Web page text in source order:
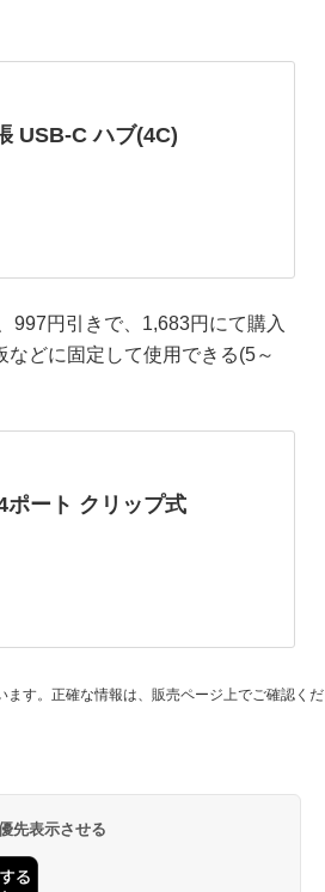
USB-C ハブ(4C)
円引きで、1,683円にて購入
どに固定して使用できる(5～
ポート クリップ式
す。正確な情報は、販売ページ上でご確認くだ
先表示させる